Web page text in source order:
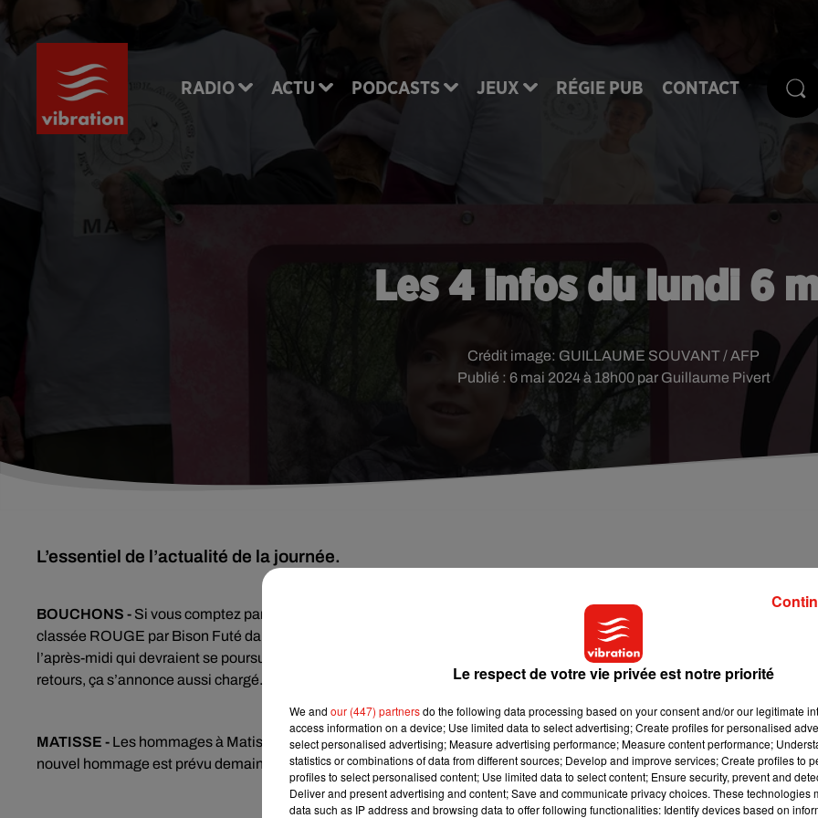
RADIO ACTU PODCASTS JEUX RÉGIE PUB CONTACT
Les 4 infos du lundi 6
Publié : 6 mai 2024 à 18h00 par Guillaume Pivert
Crédit image: GUILLAUME SOUVANT / AFP
L’essentiel de l’actualité de la journée.
BOUCHONS - Si vous comptez partir en weekend prolongé demain, il va falloir prendre votre mal en patience. La journée
classée ROUGE par Bison Futé dans le sens des départs, et sur l’ensemble de la France. Des difficultés dès le milieu de
l’après-midi qui devraient se poursuivre mercredi, où la journée est classée en orange. Et puis dimanche, sur la route des
retours, ça s’annonce aussi chargé. Bison Futé voit NOIR sur le quart nord-ouest.
MATISSE - Les hommages à Matisse se poursuivent. Après la marche blanche samedi, qui a réuni 8.000 personnes, un
nouvel hommage est prévu demain, au Stade Gaston-Petit de Châteauroux à partir de 13h.
Le respect de votre vie privée est notre priorité
We and our (447) partnersdo the following data processing based on your consent and/or our legitimate
access information on a device; Use limited data to select advertising; Create profiles for personalised
select personalised advertising; Measure advertising performance; Measure content performance;
statistics or combinations of data from different sources; Develop and improve services; Create profiles to
profiles to select personalised content; Use limited data to select content; Ensure security, prevent and
Deliver and present advertising and content; Save and communicate privacy choices. These technologies
data such as IP address and browsing data to offer following functionalities: Identify devices based on